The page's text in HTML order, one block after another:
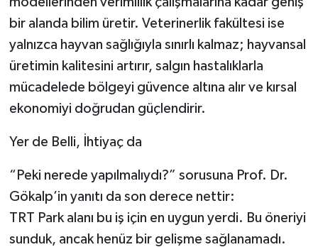
bir alanda bilim üretir. Veterinerlik fakültesi ise
yalnızca hayvan sağlığıyla sınırlı kalmaz; hayvansal
üretimin kalitesini artırır, salgın hastalıklarla
mücadelede bölgeyi güvence altına alır ve kırsal
ekonomiyi doğrudan güçlendirir.
Yer de Belli, İhtiyaç da
“Peki nerede yapılmalıydı?” sorusuna Prof. Dr.
Gökalp’in yanıtı da son derece nettir:
TRT Park alanı bu iş için en uygun yerdi. Bu öneriyi
sunduk, ancak henüz bir gelişme sağlanamadı.